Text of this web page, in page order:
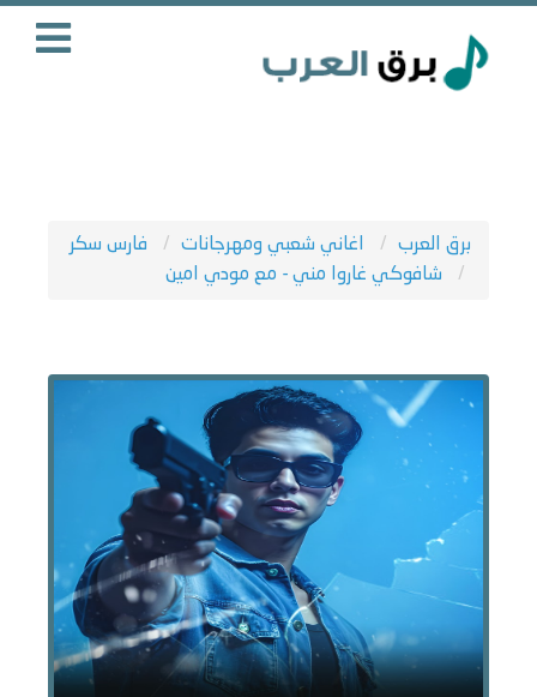
برق العرب اغاني شعبي ومهرجانات
فارس سكر
شافوكي غاروا مني - مع مودي امين